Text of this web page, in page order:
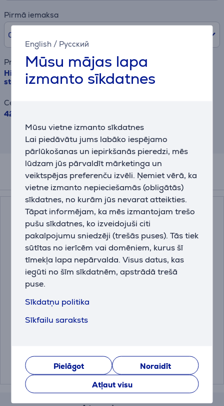
English / Русский
Mūsu mājas lapa
izmanto sīkdatnes
Mūsu vietne izmanto sīkdatnes
Lai piedāvātu jums labāko iespējamo
pārlūkošanas un iepirkšanās pieredzi, mēs
lūdzam jūs pārvaldīt mārketinga un
veiktspējas preferenču izvēli. Ņemiet vērā, ka
vietne izmanto nepieciešamās (obligātās)
sīkdatnes, no kurām jūs nevarat atteikties.
Tāpat informējam, ka mēs izmantojam trešo
pušu sīkdatnes, ko izveidojuši citi
pakalpojumu sniedzēji (trešās puses). Tās tiek
sūtītas no ierīcēm vai domēniem, kurus šī
tīmekļa lapa nepārvalda. Visus datus, kas
iegūti no šīm sīkdatnēm, apstrādā trešā
puse.
Sīkdatņu politika
Sīkfailu saraksts
Pielāgot
Noraidīt
Atļaut visu
Pirmā iemaksa
0% /
Preces nosaukums
Hisense, 16 komplekti, platums 60 cm, pelēka - Brīvi
stāvoša trauku mazgājamā mašīna
Cena
429.99 €
Rezultāts ir informatīvs un veikts,
balstoties uz aptuvenu aprēķinu.
Papildus aksesuāri
- Kopšanas līdzeklis
trauku mazgājamai
mašīnai
13.99 € 13.99 €